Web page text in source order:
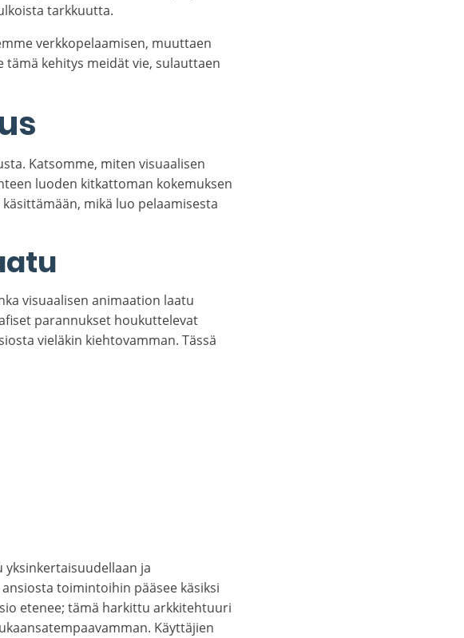
tarkkuutta.
verkkopelaamisen, muuttaen
kehitys meidät vie, sulauttaen
Katsomme, miten visuaalisen
luoden kitkattoman kokemuksen
mikä luo pelaamisesta
visuaalisen animaation laatu
parannukset houkuttelevat
vieläkin kiehtovamman. Tässä
yksinkertaisuudellaan ja
toimintoihin pääsee käsiksi
etenee; tämä harkittu arkkitehtuuri
Käyttäjien